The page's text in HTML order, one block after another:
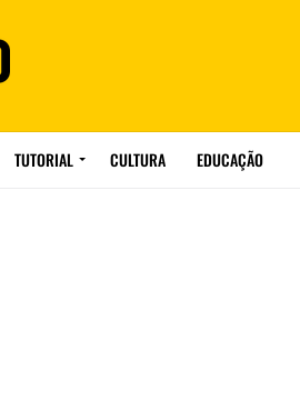
TUTORIAL CULTURA EDUCAÇÃO